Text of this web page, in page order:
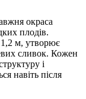
окраса
плодів.
1,2 м, утворює
сливок. Кожен
і
навіть після